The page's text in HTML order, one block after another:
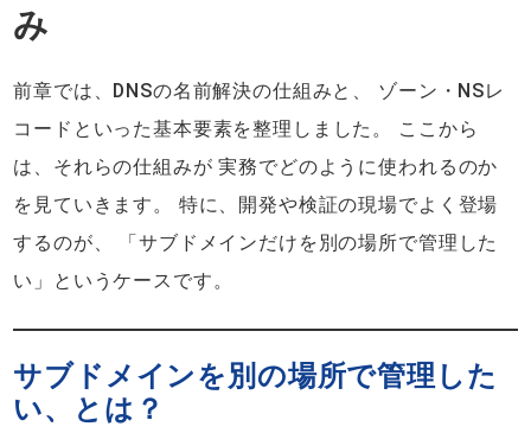
み
前章では、DNSの名前解決の仕組みと、 ゾーン・NSレ
コードといった基本要素を整理しました。 ここから
は、それらの仕組みが 実務でどのように使われるのか
を見ていきます。 特に、開発や検証の現場でよく登場
するのが、 「サブドメインだけを別の場所で管理した
い」というケースです。
サブドメインを別の場所で管理した
い、とは？